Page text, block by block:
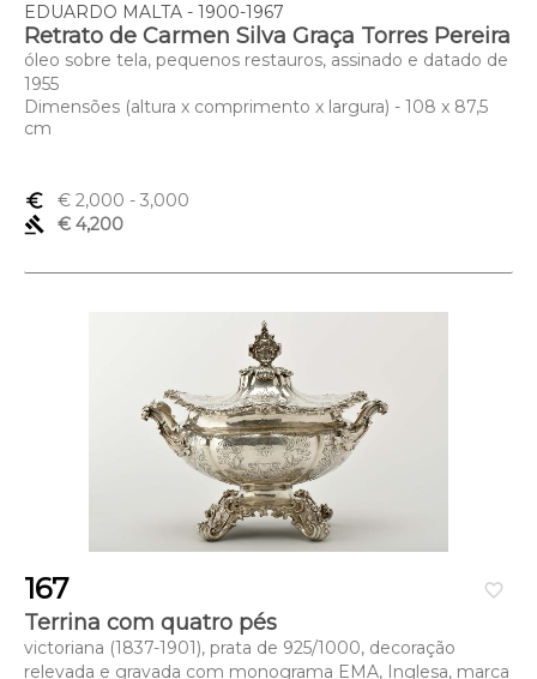
EDUARDO MALTA - 1900-1967
Retrato de Carmen Silva Graça Torres Pereira
óleo sobre tela, pequenos restauros, assinado e datado de
1955
Dimensões (altura x comprimento x largura) - 108 x 87,5
cm
euro_symbol € 2,000 - 3,000
gavel
€ 4,200
favorite_border
167
Terrina com quatro pés
victoriana (1837-1901), prata de 925/1000, decoração
relevada e gravada com monograma EMA, Inglesa, marca